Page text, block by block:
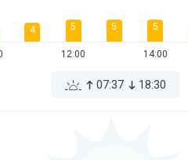
4 5
12:00
5 5
14:00
07:37 18:30